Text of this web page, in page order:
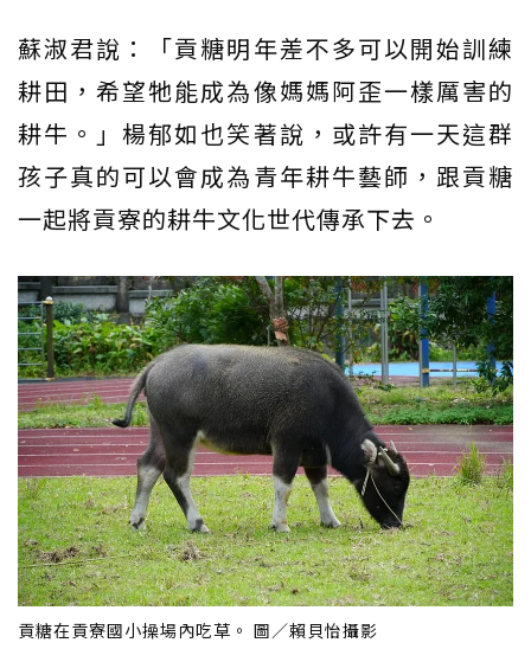
蘇淑君說：「貢糖明年差不多可以開始訓練
耕田，希望牠能成為像媽媽阿歪一樣厲害的
耕牛。」楊郁如也笑著說，或許有一天這群
孩子真的可以會成為青年耕牛藝師，跟貢糖
一起將貢寮的耕牛文化世代傳承下去。
貢糖在貢寮國小操場內吃草。 圖／賴貝怡攝影